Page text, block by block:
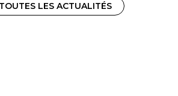
LES ACTUALITÉS